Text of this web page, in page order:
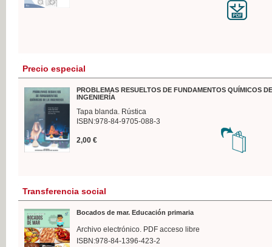
Precio especial
PROBLEMAS RESUELTOS DE FUNDAMENTOS QUÍMICOS
INGENIERÍA
Tapa blanda. Rústica
ISBN:978-84-9705-088-3
2,00 €
Transferencia social
Bocados de mar. Educación primaria
Archivo electrónico. PDF acceso libre
ISBN:978-84-1396-423-2